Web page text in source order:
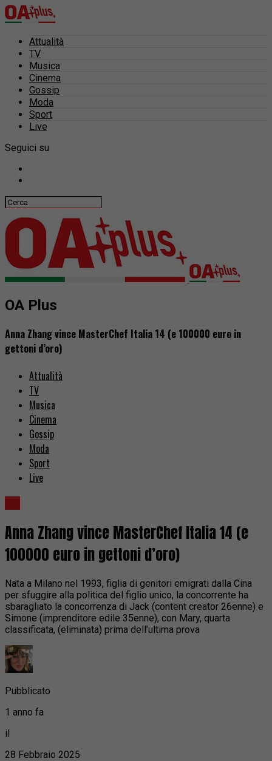
Attualità
TV
Musica
Cinema
Gossip
Moda
Sport
Live
Seguici su
OA Plus
Anna Zhang vince MasterChef Italia 14 (e 100000 euro in
gettoni d’oro)
Attualità
TV
Musica
Cinema
Gossip
Moda
Sport
Live
Anna Zhang vince MasterChef Italia 14 (e
100000 euro in gettoni d’oro)
Nata a Milano nel 1993, figlia di genitori emigrati dalla Cina
per sfuggire alla politica del figlio unico, la concorrente ha
sbaragliato la concorrenza di Jack (content creator 26enne) e
Simone (imprenditore edile 35enne), con Mary, quarta
classificata, (eliminata) prima dell’ultima prova
Pubblicato
1 anno fa
il
28 Febbraio 2025